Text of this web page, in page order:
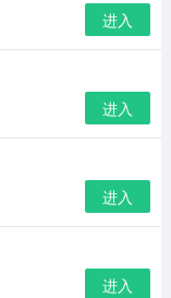
进入
进入
进入
进入